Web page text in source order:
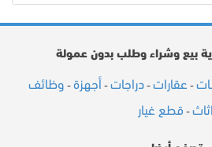
بيع وشراء وطلب بدون عمولة
- عقارات - دراجات - أجهزة - وظائف
اثاث -قطع غيار